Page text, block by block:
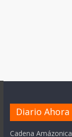
Diario Ahora
Cadena